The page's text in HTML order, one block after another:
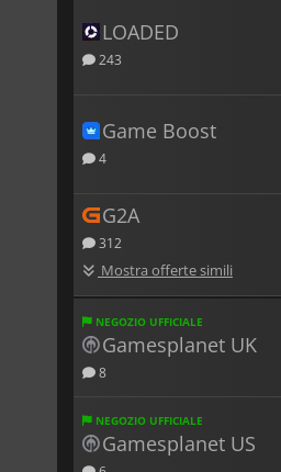
LOADED
243
Game Boost
4
G2A
312
Mostra offerte simili
NEGOZIO UFFICIALE
Gamesplanet UK
8
NEGOZIO UFFICIALE
Gamesplanet US